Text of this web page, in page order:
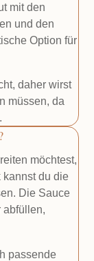
mit den
und den
Option für
daher wirst
müssen, da
möchtest,
kannst du die
Die Sauce
abfüllen,
passende